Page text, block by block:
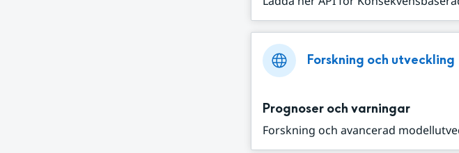
Forskning och utveckling
Prognoser och varningar
Forskning och avancerad